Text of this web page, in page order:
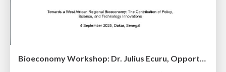
Bioeconomy Workshop: Dr. Julius Ecuru, Opportunities for a Bioeconomy in West Africa